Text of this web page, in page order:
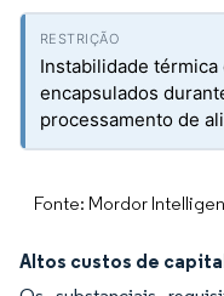
Instabilidade
encapsulados
processamento de
Fonte: Mordor
Altos custos de